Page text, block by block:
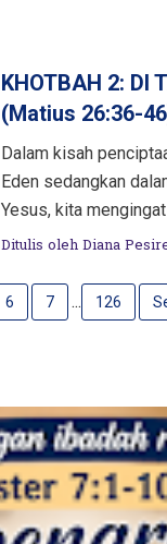
KHOTBAH 2: DI
(Matius 26:36-
Dalam kisah
Eden sedangkan
Yesus, kita
Ditulis oleh Diana
6 7 ... 126